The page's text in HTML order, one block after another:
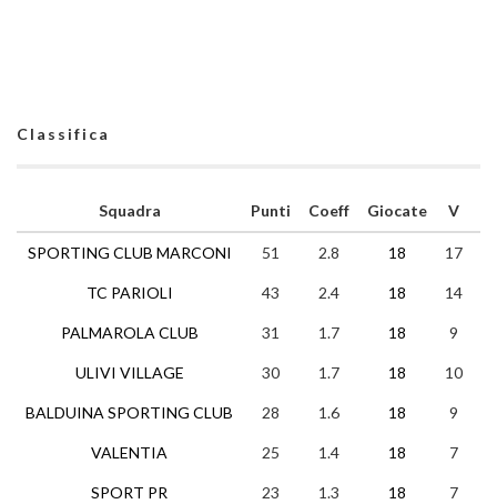
Classifica
Squadra
SPORTING CLUB MARCONI
TC PARIOLI
PALMAROLA CLUB
ULIVI VILLAGE
BALDUINA SPORTING CLUB
VALENTIA
SPORT PR
Punti Coeff Giocate V
51 2.8 18 17
43 2.4 18 14
31 1.7 18 9
30 1.7 18 10
28 1.6 18 9
25 1.4 18 7
23 1.3 18 7